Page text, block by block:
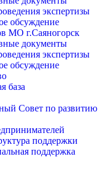
экспертизы
обсуждение
МО г.Саяногорск
документы
экспертизы
обсуждение
база
Совет по развитию
поддержки
поддержка